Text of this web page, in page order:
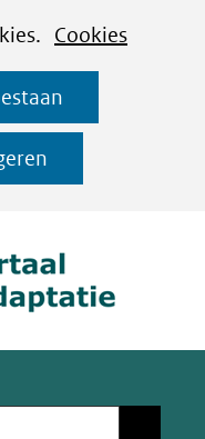
Cookies